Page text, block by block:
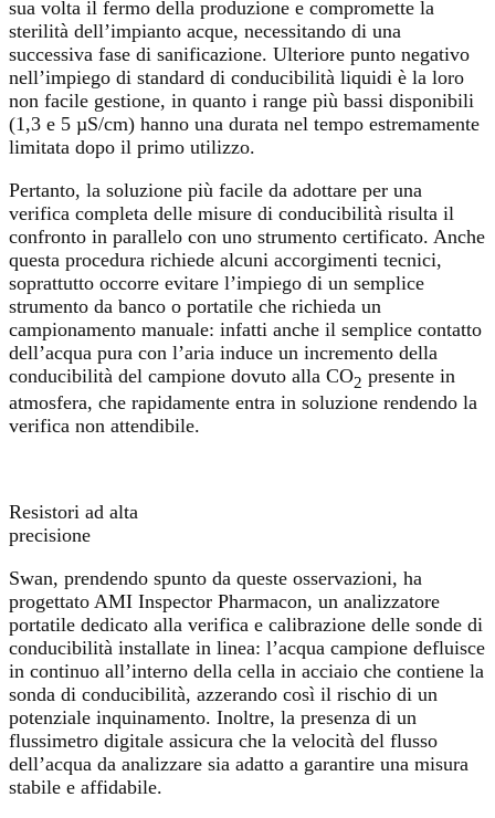
sua volta il fermo della produzione e compromette la
sterilità dell’impianto acque, necessitando di una
successiva fase di sanificazione. Ulteriore punto negativo
nell’impiego di standard di conducibilità liquidi è la loro
non facile gestione, in quanto i range più bassi disponibili
(1,3 e 5 µS/cm) hanno una durata nel tempo estremamente
limitata dopo il primo utilizzo.
Pertanto, la soluzione più facile da adottare per una
verifica completa delle misure di conducibilità risulta il
confronto in parallelo con uno strumento certificato. Anche
questa procedura richiede alcuni accorgimenti tecnici,
soprattutto occorre evitare l’impiego di un semplice
strumento da banco o portatile che richieda un
campionamento manuale: infatti anche il semplice contatto
dell’acqua pura con l’aria induce un incremento della
conducibilità del campione dovuto alla CO2 presente in
atmosfera, che rapidamente entra in soluzione rendendo la
verifica non attendibile.
Resistori ad alta
precisione
Swan, prendendo spunto da queste osservazioni, ha
progettato AMI Inspector Pharmacon, un analizzatore
portatile dedicato alla verifica e calibrazione delle sonde di
conducibilità installate in linea: l’acqua campione defluisce
in continuo all’interno della cella in acciaio che contiene la
sonda di conducibilità, azzerando così il rischio di un
potenziale inquinamento. Inoltre, la presenza di un
flussimetro digitale assicura che la velocità del flusso
dell’acqua da analizzare sia adatto a garantire una misura
stabile e affidabile.